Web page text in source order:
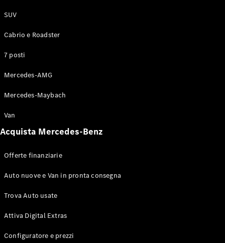
Configuratore
Mercedes-
Benz Store
Monovolume
Classe V
Marco Polo
SUV
Cabrio e Roadster
7 posti
Mercedes-AMG
Mercedes-Maybach
Van
Acquista Mercedes-Benz
Offerte finanziarie
Auto nuove e Van in pronta consegna
Trova Auto usate
Attiva Digital Extras
Configuratore e prezzi